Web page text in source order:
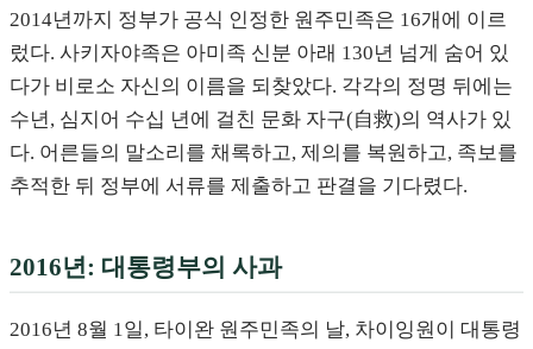
2014년까지 정부가 공식 인정한 원주민족은 16개에 이르
렀다. 사키자야족은 아미족 신분 아래 130년 넘게 숨어 있
다가 비로소 자신의 이름을 되찾았다. 각각의 정명 뒤에는
수년, 심지어 수십 년에 걸친 문화 자구(自救)의 역사가 있
다. 어른들의 말소리를 채록하고, 제의를 복원하고, 족보를
추적한 뒤 정부에 서류를 제출하고 판결을 기다렸다.
2016년: 대통령부의 사과
2016년 8월 1일, 타이완 원주민족의 날, 차이잉원이 대통령